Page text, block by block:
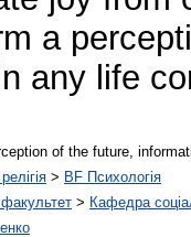
a
any life
of the future,
> BF Психологія
> Кафедра